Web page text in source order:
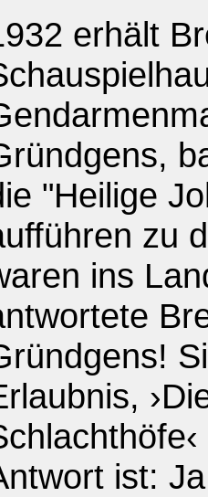
erhält
"Heilige
zu
ins
ist: